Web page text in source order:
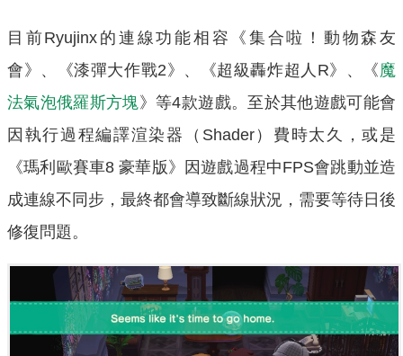
目前Ryujinx的連線功能相容《集合啦！動物森友
會》、《漆彈大作戰2》、《超級轟炸超人R》、《 魔
法氣泡俄羅斯方塊 》等4款遊戲。至於其他遊戲可能會
因執行過程編譯渲染器（Shader）費時太久，或是
《瑪利歐賽車8 豪華版》因遊戲過程中FPS會跳動並造
成連線不同步，最終都會導致斷線狀況，需要等待日後
修復問題。